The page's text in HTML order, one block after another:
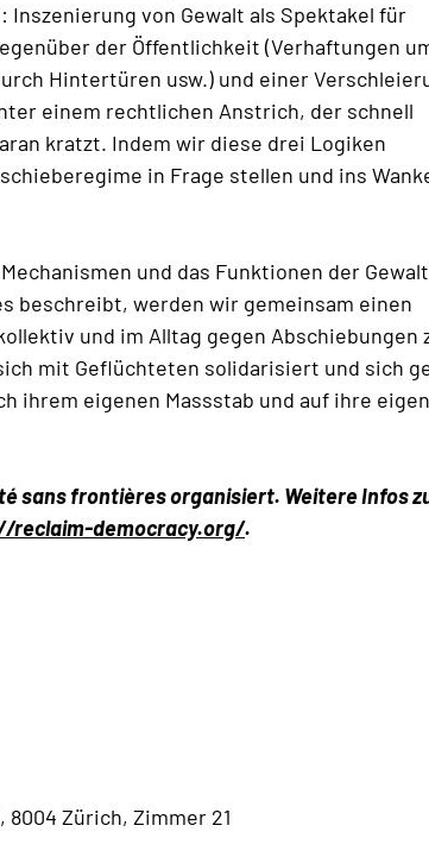
von Gewalt als Spektakel für
der Öffentlichkeit (Verhaftungen
Hintertüren usw.) und einer
einem rechtlichen Anstrich, der schnell
kratzt. Indem wir diese drei Logiken
in Frage stellen und ins
und das Funktionen der
beschreibt, werden wir gemeinsam einen
und im Alltag gegen Abschiebungen
mit Geflüchteten solidarisiert und sich
ihrem eigenen Massstab und auf ihre
sans frontières organisiert. Weitere Infos
reclaim-democracy.org/.
Zürich, Zimmer 21